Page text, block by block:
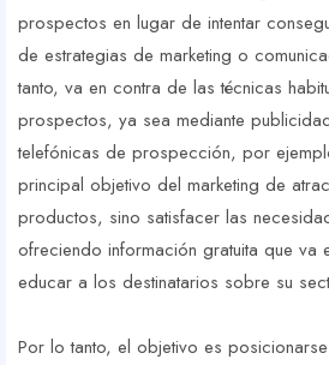
prospectos en lugar de intentar
de estrategias de marketing o
tanto, va en contra de las técnicas
prospectos, ya sea mediante
telefónicas de prospección, por
principal objetivo del marketing de
productos, sino satisfacer las
ofreciendo información gratuita que va
educar a los destinatarios sobre su
Por lo tanto, el objetivo es